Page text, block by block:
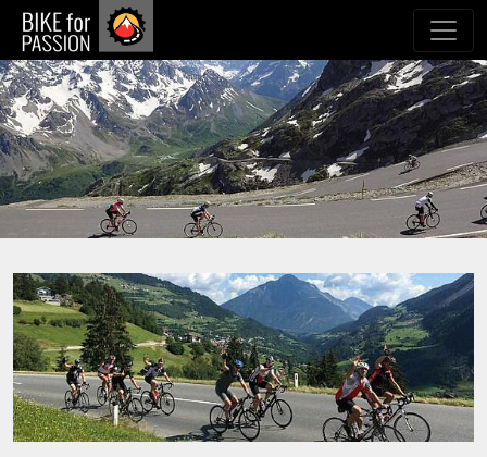
zum Inhalt